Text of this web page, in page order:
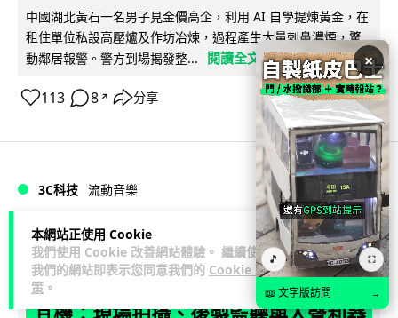
本網站正使用 Cookie
我們使用 Cookie 改善網站體驗。 繼續使用
我們的網站即表示您同意我們的 Cookie 政
策 。
中國湖北黃石一名男子見金價高企，利用 AI 自學提煉黃金，在
租住單位私設高壓爐及作坊冶煉，過程產生大量刺鼻濃煙，驚
動鄰居報警。警方到場揭發整...
閱讀全文
113 8 ↗ 分享
3C科技 流動音樂
Lawton 2 日 89
【評測】Sony IER-M500 入耳式監聽
耳機：現場拍攝、後製監聽與人聲利器
×
🎵 ⛶
📖 文字版訪問 →